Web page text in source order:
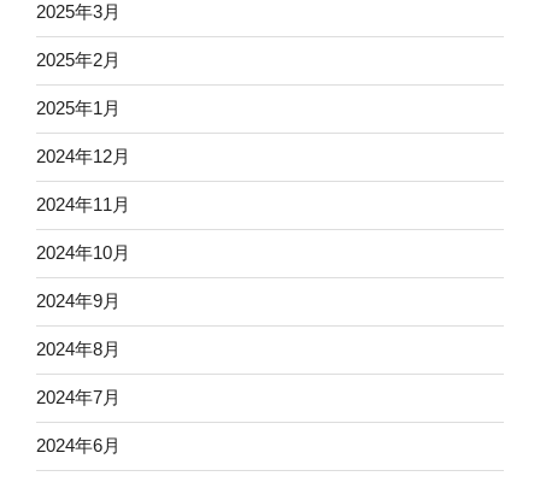
2025年3月
2025年2月
2025年1月
2024年12月
2024年11月
2024年10月
2024年9月
2024年8月
2024年7月
2024年6月